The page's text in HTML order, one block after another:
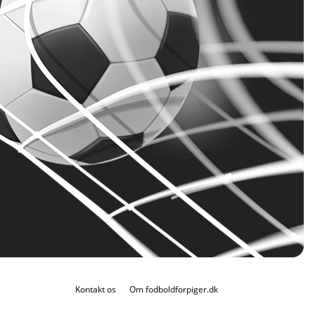
Kontakt os Om fodboldforpiger.dk